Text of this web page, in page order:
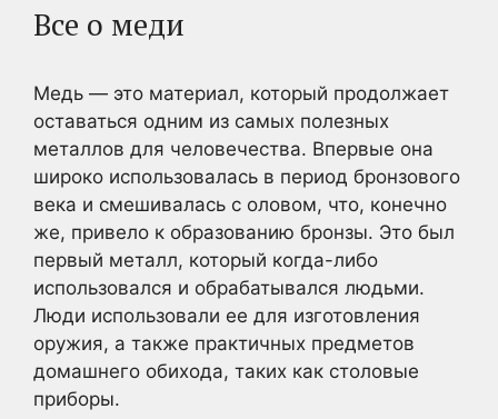
Все о меди
Медь — это материал, который продолжает
оставаться одним из самых полезных
металлов для человечества. Впервые она
широко использовалась в период бронзового
века и смешивалась с оловом, что, конечно
же, привело к образованию бронзы. Это был
первый металл, который когда-либо
использовался и обрабатывался людьми.
Люди использовали ее для изготовления
оружия, а также практичных предметов
домашнего обихода, таких как столовые
приборы.